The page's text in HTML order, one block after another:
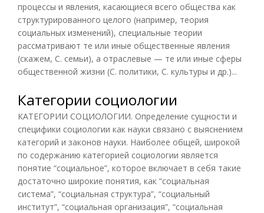
процессы и явления, касающиеся всего общества как
структурированного целого (например, теория
социальных изменений), специальные теории
рассматривают те или иные общественные явления
(скажем, С. семьи), а отраслевые — те или иные сферы
общественной жизни (С. политики, С. культуры и др.)...
Категории социологии
КАТЕГОРИИ СОЦИОЛОГИИ. Определение сущности и
специфики социологии как науки связано с выяснением
категорий и законов науки. Наиболее общей, широкой
по содержанию категорией социологии является
понятие “социальное”, которое включает в себя такие
достаточно широкие понятия, как “социальная
система”, “социальная структура”, “социальный
институт”, “социальная организация”, “социальная